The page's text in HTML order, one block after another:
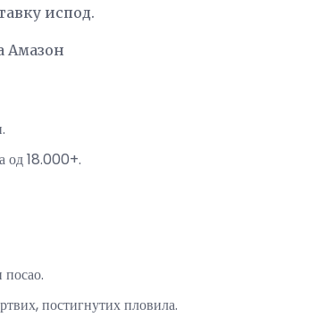
испод.
Амазон
од 18.000+.
постигнутих пловила.